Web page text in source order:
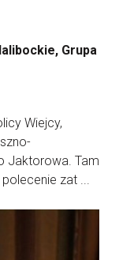
Grupa
Wiejcy,
Jaktorowa. Tam
zat ...